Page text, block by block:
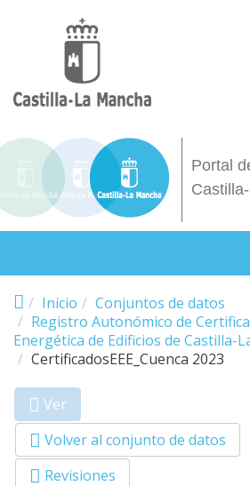
Portal
Inicio
Conjuntos de datos
Registro Autonómico de
Energética de Edificios de Castilla-
CertificadosEEE_Cuenca 2023
Primary tabs
Ver
activa)
Volver al conjunto de datos
Revisiones